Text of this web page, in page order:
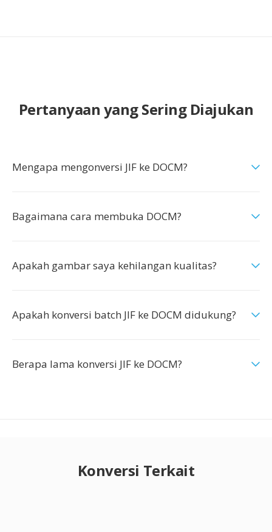
Pertanyaan yang Sering Diajukan
Mengapa mengonversi JIF ke DOCM?
Bagaimana cara membuka DOCM?
Apakah gambar saya kehilangan kualitas?
Apakah konversi batch JIF ke DOCM didukung?
Berapa lama konversi JIF ke DOCM?
Konversi Terkait